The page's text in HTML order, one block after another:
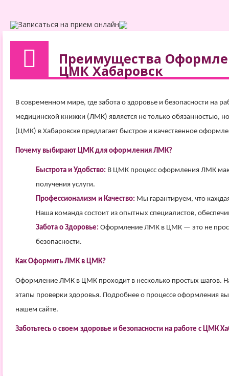
Записаться на прием онлайн
Преимущества
ЦМК Хабаровск
В современном мире, где забота о здоровье и безопасности на
медицинской книжки (ЛМК) является не только обязанностью,
(ЦМК) в Хабаровске предлагает быстрое и качественное
Почему выбирают ЦМК для оформления ЛМК?
Быстрота и Удобство: В ЦМК процесс оформления ЛМК
получения услуги.
Профессионализм и Качество: Мы гарантируем, что
Наша команда состоит из опытных специалистов,
Забота о Здоровье: Оформление ЛМК в ЦМК — это не
безопасности.
Как Оформить ЛМК в ЦМК?
Оформление ЛМК в ЦМК проходит в несколько простых шагов.
этапы проверки здоровья. Подробнее о процессе оформления
нашем сайте.
Заботьтесь о своем здоровье и безопасности на работе с ЦМК